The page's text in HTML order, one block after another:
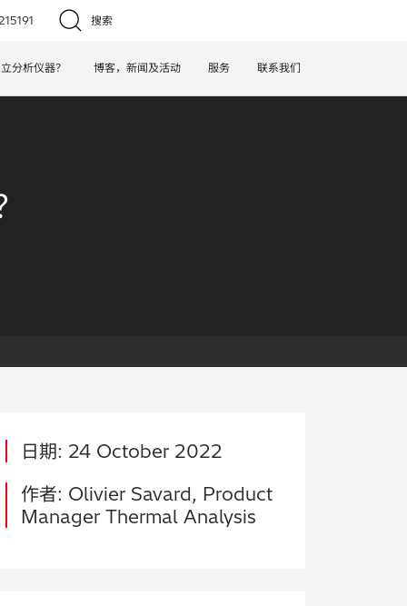
搜索
分析仪器？ 博客，新闻及活动 服务 联系我们
日期: 24 October 2022
作者: Olivier Savard, Product
Manager Thermal Analysis